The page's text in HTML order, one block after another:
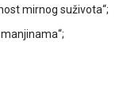
mirnog suživota“;